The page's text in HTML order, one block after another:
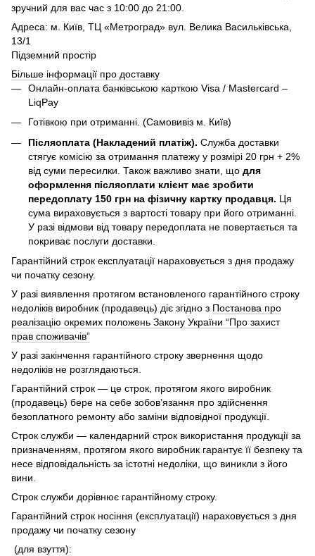
зручний для вас час з 10:00 до 21:00.
Адреса: м. Київ, ТЦ «Метроград» вул. Велика Васильківська,
13/1
Підземний простір
Більше інформації про доставку
Онлайн-оплата банківською карткою Visa / Mastercard –
LiqPay
Готівкою при отриманні. (Самовивіз м. Київ)
Післяоплата (Накладений платіж). Служба доставки
стягує комісію за отримання платежу у розмірі 20 грн + 2%
від суми пересилки. Також важливо знати, що для
оформлення післяоплати клієнт має зробити
передоплату 150 грн на фізичну картку продавця. Ця
сума вираховується з вартості товару при його отриманні.
У разі відмови від товару передоплата не повертається та
покриває послуги доставки.
Гарантійний строк експлуатації нараховується з дня продажу
чи початку сезону.
У разі виявлення протягом встановленого гарантійного строку
недоліків виробник (продавець) діє згідно з Постанова про
реалізацію окремих положень Закону України “Про захист
прав споживачів”
У разі закінчення гарантійного строку звернення щодо
недоліків не розглядаються.
Гарантійний строк — це строк, протягом якого виробник
(продавець) бере на себе зобов’язання про здійснення
безоплатного ремонту або заміни відповідної продукції.
Строк служби — календарний строк використання продукції за
призначенням, протягом якого виробник гарантує її безпеку та
несе відповідальність за істотні недоліки, що виникли з його
вини.
Строк служби дорівнює гарантійному строку.
Гарантійний строк носіння (експлуатації) нараховується з дня
продажу чи початку сезону
(для взуття):